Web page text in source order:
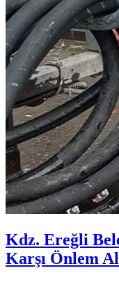
Kdz. Ereğli
Karşı Önlem